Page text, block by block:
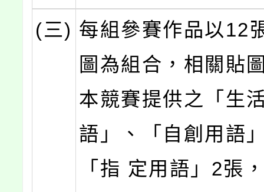
(三) 每組參賽作品以12
圖為組合，相關貼
本競賽提供之「生
語」、「自創用語
「指 定用語」2張